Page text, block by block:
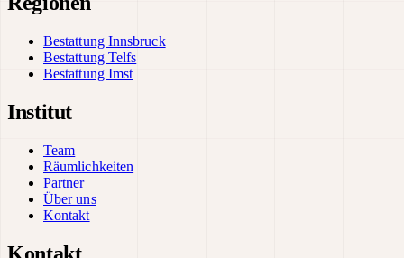
Bestattung Innsbruck
Bestattung Telfs
Bestattung Imst
Institut
Team
Räumlichkeiten
Partner
Über uns
Kontakt